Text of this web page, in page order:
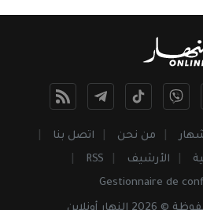
من نحن
اتصل بنا
الأرشيف
RSS
Gestionnaire de